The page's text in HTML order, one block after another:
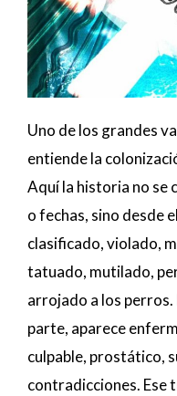
Uno de los grandes
entiende la
Aquí la historia no se
o fechas, sino desde
clasificado, violado,
tatuado, mutilado,
arrojado a los perros.
parte, aparece
culpable, prostático,
contradicciones. Ese